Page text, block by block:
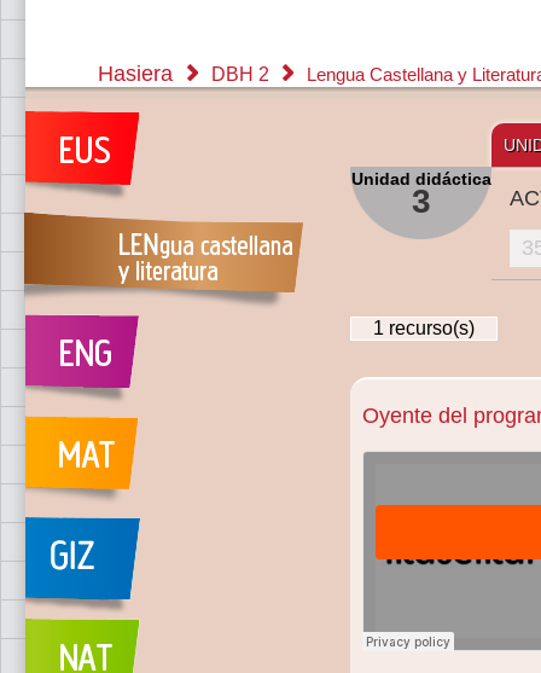
Hasiera DBH 2 Lengua Castellana y
Unidad didáctica
3
1 recurso(s)
Oyente del